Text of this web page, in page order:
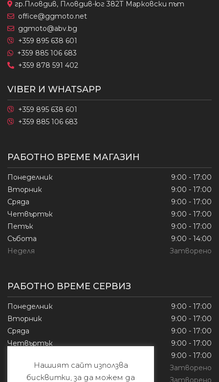
гр.Пловдив, Пловдив-юг 382Т Марковски път
office@ggmoto.net
ggmoto@abv.bg
+359 895 638 601
+359 885 106 683
+359 878 591 402
VIBER И WHATSAPP
+359 895 638 601
+359 885 106 683
РАБОТНО ВРЕМЕ МАГАЗИН
Понеделник
9:00 - 17:00
Вторник
9:00 - 17:00
Сряда
9:00 - 17:00
Четвъртък
9:00 - 17:00
Петък
9:00 - 17:00
Събота
9:00 - 14:00
Неделя
Затворено
РАБОТНО ВРЕМЕ СЕРВИЗ
Понеделник
9:00 - 17:00
Вторник
9:00 - 17:00
Сряда
9:00 - 17:00
Четвъртък
9:00 - 17:00
9:00 - 17:00
Събота
Затворено
Неделя
Затворено
Нашият сайт използва
бисквитки, за да можем да